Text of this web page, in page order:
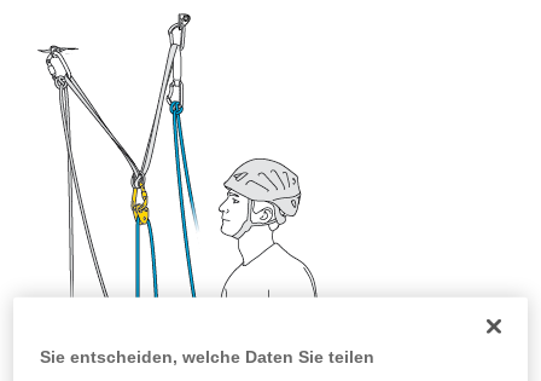
einem Profi, ob Sie in der Lage sind, den
Vorgang alleine sicher zu wiederholen, bevor
Sie ihn eigenständig durchführen.
Wir geben Beispiele für die mit Ihrer Aktivität
verbundenen Techniken. Möglicherweise gibt es
noch andere Techniken, die hier nicht
beschrieben werden.
Sie entscheiden, welche Daten Sie teilen